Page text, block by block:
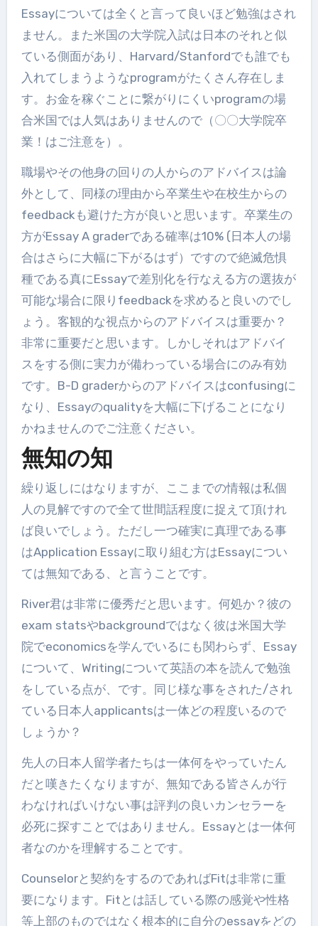
Essayについては全くと言って良いほど勉強はされ
ません。また米国の大学院入試は日本のそれと似
ている側面があり、Harvard/Stanfordでも誰でも
入れてしまうようなprogramがたくさん存在しま
す。お金を稼ぐことに繋がりにくいprogramの場
合米国では人気はありませんので（〇〇大学院卒
業！はご注意を）。
職場やその他身の回りの人からのアドバイスは論
外として、同様の理由から卒業生や在校生からの
feedbackも避けた方が良いと思います。卒業生の
方がEssay A graderである確率は10% (日本人の場
合はさらに大幅に下がるはず）ですので絶滅危惧
種である真にEssayで差別化を行なえる方の選抜が
可能な場合に限りfeedbackを求めると良いのでし
ょう。客観的な視点からのアドバイスは重要か？
非常に重要だと思います。しかしそれはアドバイ
スをする側に実力が備わっている場合にのみ有効
です。B-D graderからのアドバイスはconfusingに
なり、Essayのqualityを大幅に下げることになり
かねませんのでご注意ください。
無知の知
繰り返しにはなりますが、ここまでの情報は私個
人の見解ですので全て世間話程度に捉えて頂けれ
ば良いでしょう。ただし一つ確実に真理である事
はApplication Essayに取り組む方はEssayについ
ては無知である、と言うことです。
River君は非常に優秀だと思います。何処か？彼の
exam statsやbackgroundではなく彼は米国大学
院でeconomicsを学んでいるにも関わらず、Essay
について、Writingについて英語の本を読んで勉強
をしている点が、です。同じ様な事をされた/され
ている日本人applicantsは一体どの程度いるので
しょうか？
先人の日本人留学者たちは一体何をやっていたん
だと嘆きたくなりますが、無知である皆さんが行
わなければいけない事は評判の良いカンセラーを
必死に探すことではありません。Essayとは一体何
者なのかを理解することです。
Counselorと契約をするのであればFitは非常に重
要になります。Fitとは話している際の感覚や性格
等上部のものではなく根本的に自分のessayをどの